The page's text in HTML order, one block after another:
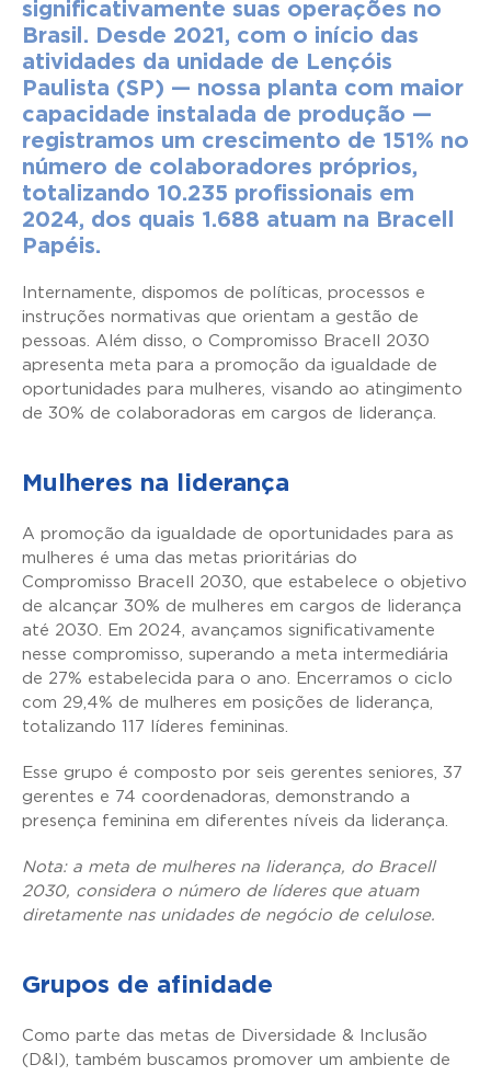
significativamente suas operações no
Brasil. Desde 2021, com o início das
atividades da unidade de Lençóis
Paulista (SP) — nossa planta com maior
capacidade instalada de produção —
registramos um crescimento de 151% no
número de colaboradores próprios,
totalizando 10.235 profissionais em
2024, dos quais 1.688 atuam na Bracell
Papéis.
Internamente, dispomos de políticas, processos e
instruções normativas que orientam a gestão de
pessoas. Além disso, o Compromisso Bracell 2030
apresenta meta para a promoção da igualdade de
oportunidades para mulheres, visando ao atingimento
de 30% de colaboradoras em cargos de liderança.
Mulheres na liderança
A promoção da igualdade de oportunidades para as
mulheres é uma das metas prioritárias do
Compromisso Bracell 2030, que estabelece o objetivo
de alcançar 30% de mulheres em cargos de liderança
até 2030. Em 2024, avançamos significativamente
nesse compromisso, superando a meta intermediária
de 27% estabelecida para o ano. Encerramos o ciclo
com 29,4% de mulheres em posições de liderança,
totalizando 117 líderes femininas.
Esse grupo é composto por seis gerentes seniores, 37
gerentes e 74 coordenadoras, demonstrando a
presença feminina em diferentes níveis da liderança.
Nota: a meta de mulheres na liderança, do Bracell
2030, considera o número de líderes que atuam
diretamente nas unidades de negócio de celulose.
Grupos de afinidade
Como parte das metas de Diversidade & Inclusão
(D&I), também buscamos promover um ambiente de